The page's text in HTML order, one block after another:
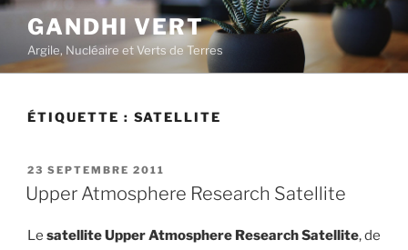
Aller
contenu
principal
GANDHI VERT
Argile, Nucléaire et Verts de Terres
ÉTIQUETTE : SATELLITE
PUBLIÉ
LE
23 SEPTEMBRE 2011
Upper Atmosphere Research Satellite
Le satelliteUpper Atmosphere Research Satellite, de